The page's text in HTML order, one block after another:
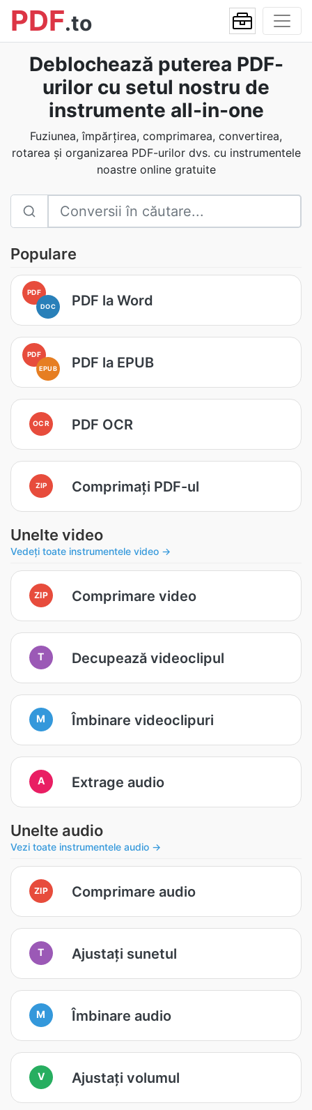
PDF.to
Deblochează puterea PDF-
urilor cu setul nostru de
instrumente all-in-one
Fuziunea, împărțirea, comprimarea, convertirea,
rotarea și organizarea PDF-urilor dvs. cu instrumentele
noastre online gratuite
Populare
PDF
DOC PDF la Word
PDF
EPUB PDF la EPUB
OCR PDF OCR
ZIP Comprimați PDF-ul
Unelte video
Vedeți toate instrumentele video →
ZIP Comprimare video
T Decupează videoclipul
M Îmbinare videoclipuri
A Extrage audio
Unelte audio
Vezi toate instrumentele audio →
ZIP Comprimare audio
T Ajustați sunetul
M Îmbinare audio
V Ajustați volumul